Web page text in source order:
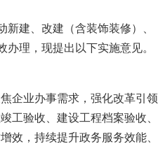
建、改建（含装饰装修）、
理，现提出以下实施意见。
企业办事需求，强化改革引领
工验收、建设工程档案验收、
效，持续提升政务服务效能、
“神药”背后的真相